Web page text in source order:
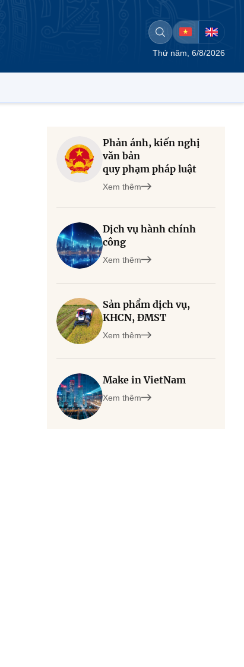
Thứ năm, 6/8/2026
Phản ánh, kiến nghị
văn bản
quy phạm pháp luật
Xem thêm
Dịch vụ hành chính
công
Xem thêm
Sản phẩm dịch vụ,
KHCN, ĐMST
Xem thêm
Make in VietNam
Xem thêm